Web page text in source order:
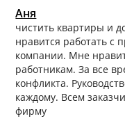
Аня
чистить квартиры и
нравится работать с
компании. Мне
работникам. За все
конфликта.
каждому. Всем
фирму